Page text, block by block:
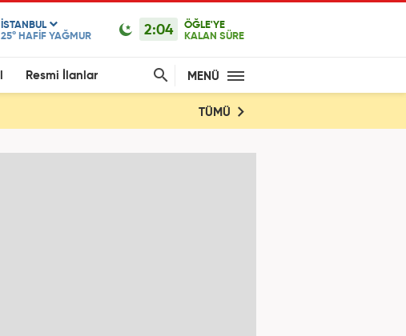
ISTANBUL
25° HAFİF YAĞMUR 2:04
ÖĞLE'YE
KALAN SÜRE
Resmi İlanlar MENÜ
TÜMÜ